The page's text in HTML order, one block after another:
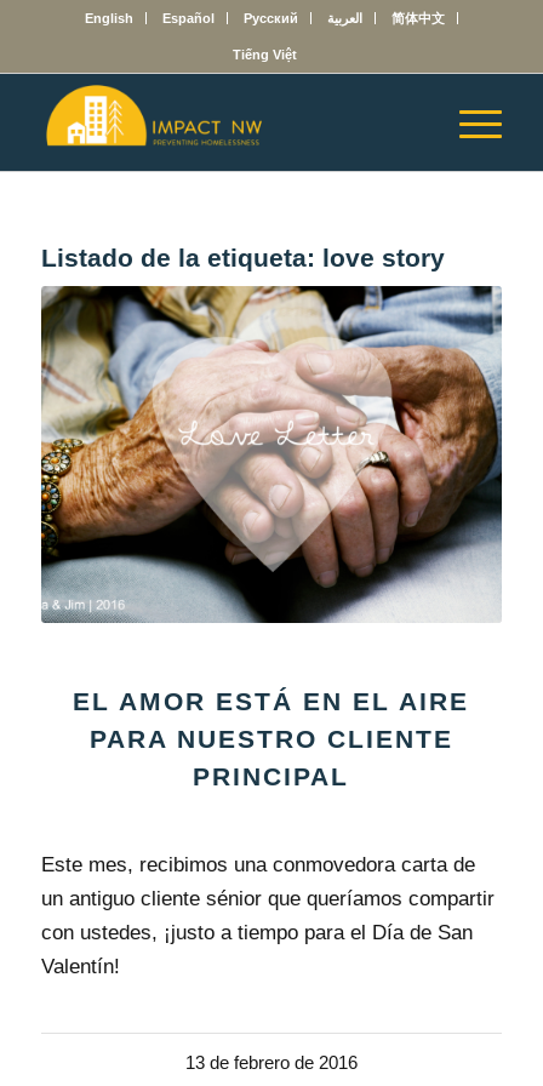
English Español Русский العربية 简体中文
Tiếng Việt
Listado de la etiqueta: love story
EL AMOR ESTÁ EN EL AIRE
PARA NUESTRO CLIENTE
PRINCIPAL
Este mes, recibimos una conmovedora carta de
un antiguo cliente sénior que queríamos compartir
con ustedes, ¡justo a tiempo para el Día de San
Valentín!
13 de febrero de 2016